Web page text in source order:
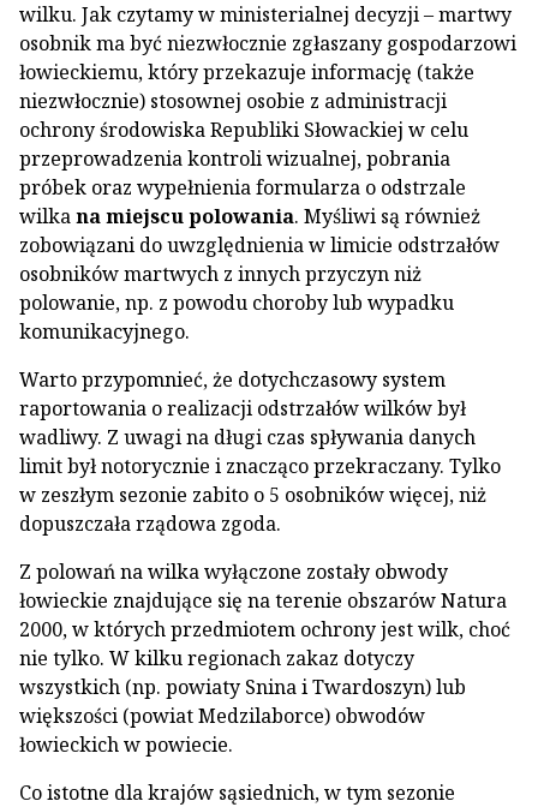
wilku. Jak czytamy w ministerialnej decyzji – martwy
osobnik ma być niezwłocznie zgłaszany gospodarzowi
łowieckiemu, który przekazuje informację (także
niezwłocznie) stosownej osobie z administracji
ochrony środowiska Republiki Słowackiej w celu
przeprowadzenia kontroli wizualnej, pobrania
próbek oraz wypełnienia formularza o odstrzale
wilkana miejscu polowania. Myśliwi są również
zobowiązani do uwzględnienia w limicie odstrzałów
osobników martwych z innych przyczyn niż
polowanie, np. z powodu choroby lub wypadku
komunikacyjnego.
Warto przypomnieć, że dotychczasowy system
raportowania o realizacji odstrzałów wilków był
wadliwy. Z uwagi na długi czas spływania danych
limit był notorycznie i znacząco przekraczany. Tylko
w zeszłym sezonie zabito o 5 osobników więcej, niż
dopuszczała rządowa zgoda.
Z polowań na wilka wyłączone zostały obwody
łowieckie znajdujące się na terenie obszarów Natura
2000, w których przedmiotem ochrony jest wilk, choć
nie tylko. W kilku regionach zakaz dotyczy
wszystkich (np. powiaty Snina i Twardoszyn) lub
większości (powiat Medzilaborce) obwodów
łowieckich w powiecie.
Co istotne dla krajów sąsiednich, w tym sezonie